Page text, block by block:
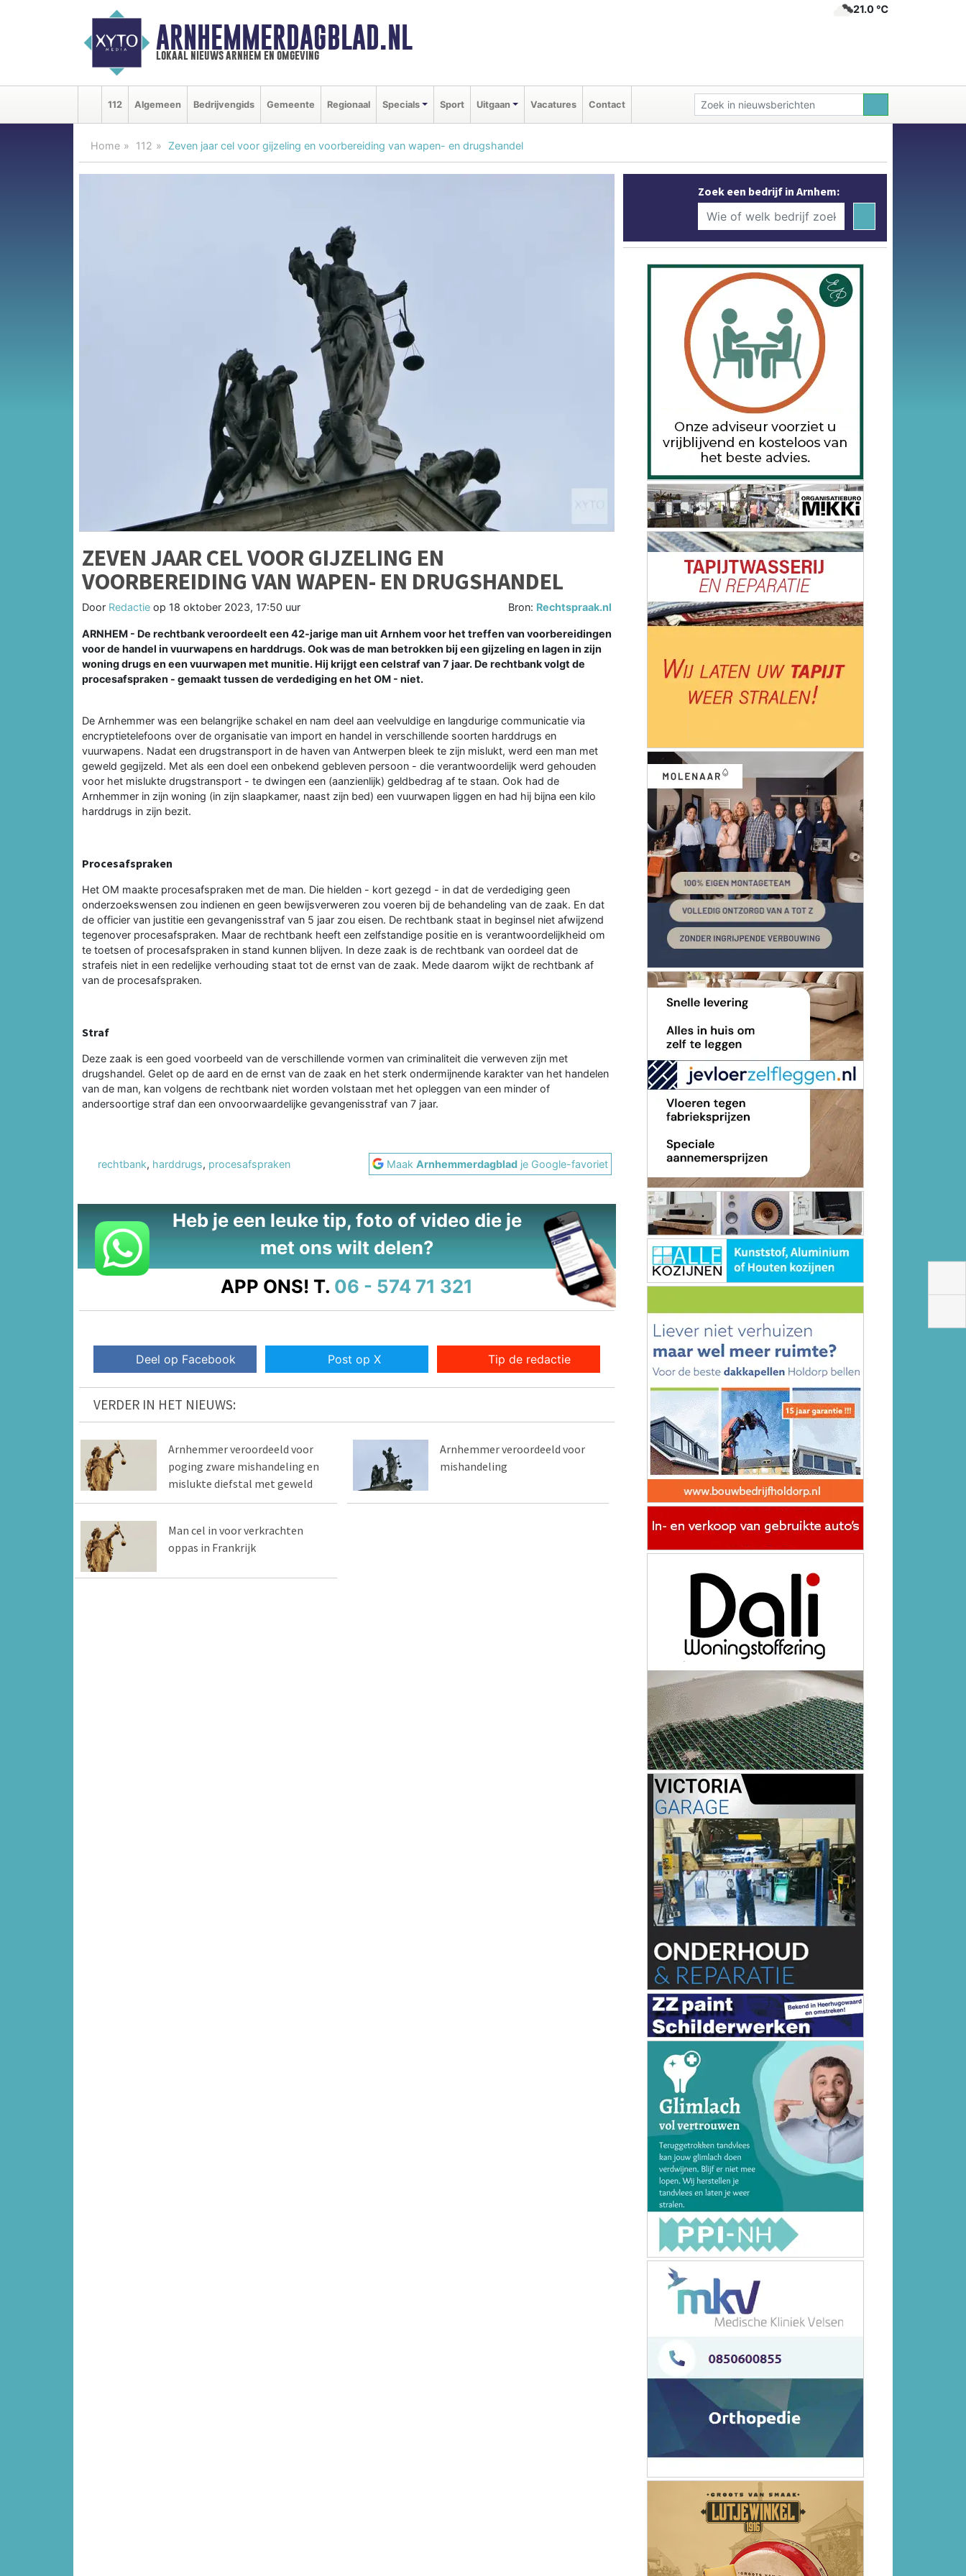
ARNHEMMERDAGBLAD.NL
lokaal nieuws arnhem en omgeving
21.0 ℃
112 Algemeen Bedrijvengids Gemeente Regionaal Specials Sport Uitgaan Vacatures Contact
Home 112 Zeven jaar cel voor gijzeling en voorbereiding van wapen- en drugshandel
ZEVEN JAAR CEL VOOR GIJZELING EN
VOORBEREIDING VAN WAPEN- EN DRUGSHANDEL
Door Redactie op 18 oktober 2023, 17:50 uur Bron: Rechtspraak.nl
ARNHEM - De rechtbank veroordeelt een 42-jarige man uit Arnhem voor het treffen van voorbereidingen
voor de handel in vuurwapens en harddrugs. Ook was de man betrokken bij een gijzeling en lagen in zijn
woning drugs en een vuurwapen met munitie. Hij krijgt een celstraf van 7 jaar. De rechtbank volgt de
procesafspraken - gemaakt tussen de verdediging en het OM - niet.
De Arnhemmer was een belangrijke schakel en nam deel aan veelvuldige en langdurige communicatie via
encryptietelefoons over de organisatie van import en handel in verschillende soorten harddrugs en
vuurwapens. Nadat een drugstransport in de haven van Antwerpen bleek te zijn mislukt, werd een man met
geweld gegijzeld. Met als een doel een onbekend gebleven persoon - die verantwoordelijk werd gehouden
voor het mislukte drugstransport - te dwingen een (aanzienlijk) geldbedrag af te staan. Ook had de
Arnhemmer in zijn woning (in zijn slaapkamer, naast zijn bed) een vuurwapen liggen en had hij bijna een kilo
harddrugs in zijn bezit.
Procesafspraken
Het OM maakte procesafspraken met de man. Die hielden - kort gezegd - in dat de verdediging geen
onderzoekswensen zou indienen en geen bewijsverweren zou voeren bij de behandeling van de zaak. En dat
de officier van justitie een gevangenisstraf van 5 jaar zou eisen. De rechtbank staat in beginsel niet afwijzend
tegenover procesafspraken. Maar de rechtbank heeft een zelfstandige positie en is verantwoordelijkheid om
te toetsen of procesafspraken in stand kunnen blijven. In deze zaak is de rechtbank van oordeel dat de
strafeis niet in een redelijke verhouding staat tot de ernst van de zaak. Mede daarom wijkt de rechtbank af
van de procesafspraken.
Straf
Deze zaak is een goed voorbeeld van de verschillende vormen van criminaliteit die verweven zijn met
drugshandel. Gelet op de aard en de ernst van de zaak en het sterk ondermijnende karakter van het handelen
van de man, kan volgens de rechtbank niet worden volstaan met het opleggen van een minder of
andersoortige straf dan een onvoorwaardelijke gevangenisstraf van 7 jaar.
rechtbank, harddrugs, procesafspraken MaakArnhemmerdagblad je Google-favoriet
Heb je een leuke tip, foto of video die je
met ons wilt delen?
APP ONS! T. 06 - 574 71 321
Deel op Facebook Post op X Tip de redactie
VERDER IN HET NIEUWS:
Arnhemmer veroordeeld voor
poging zware mishandeling en
mislukte diefstal met geweld
Arnhemmer veroordeeld voor
mishandeling
Man cel in voor verkrachten
oppas in Frankrijk
Zoek een bedrijf in Arnhem: